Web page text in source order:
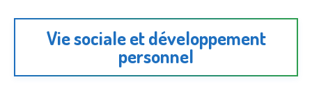
Vie sociale et développement
personnel